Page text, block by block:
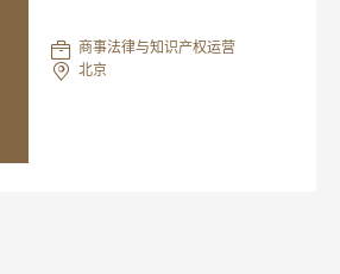
商事法律与知识产权运营
北京